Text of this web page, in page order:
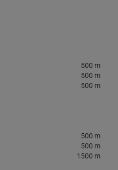
500 m
500 m
500 m
500 m
500 m
1500 m